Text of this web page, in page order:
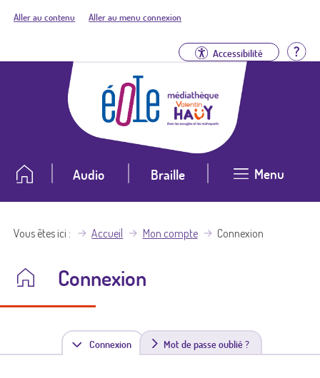
Aller au contenu Aller au menu connexion
Accessibilité
Audio Braille Menu
Vous êtes ici Accueil Mon compte Connexion
Connexion
Connexion(
Mot de passe oublié ?